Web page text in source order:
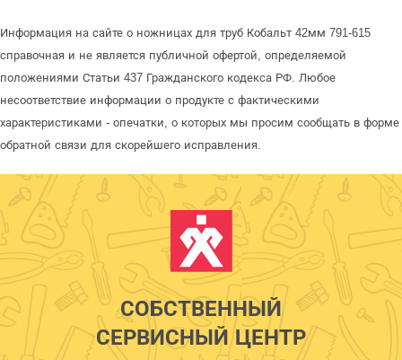
Информация на сайте о ножницах для труб Кобальт 42мм 791-615
справочная и не является публичной офертой, определяемой
положениями Статьи 437 Гражданского кодекса РФ. Любое
несоответствие информации о продукте с фактическими
характеристиками - опечатки, о которых мы просим сообщать в форме
обратной связи для скорейшего исправления.
СОБСТВЕННЫЙ
СЕРВИСНЫЙ ЦЕНТР